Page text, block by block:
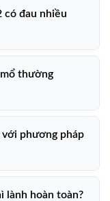
có đau nhiều
mổ thường
với phương pháp
lành hoàn toàn?